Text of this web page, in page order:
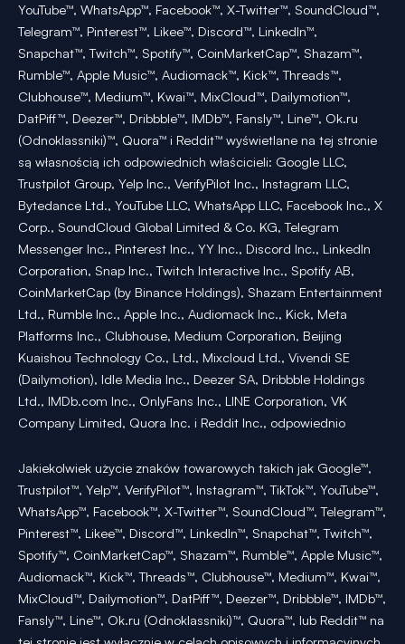
YouTube™, WhatsApp™, Facebook™, X-Twitter™, SoundCloud™,
Telegram™, Pinterest™, Likee™, Discord™, LinkedIn™,
Snapchat™, Twitch™, Spotify™, CoinMarketCap™, Shazam™,
Rumble™, Apple Music™, Audiomack™, Kick™, Threads™,
Clubhouse™, Medium™, Kwai™, MixCloud™, Dailymotion™,
DatPiff™, Deezer™, Dribbble™, IMDb™, Fansly™, Line™, Ok.ru
(Odnoklassniki)™, Quora™ i Reddit™ wyświetlane na tej stronie
są własnością ich odpowiednich właścicieli: Google LLC,
Trustpilot Group, Yelp Inc., VerifyPilot Inc., Instagram LLC,
Bytedance Ltd., YouTube LLC, WhatsApp LLC, Facebook Inc., X
Corp., SoundCloud Global Limited & Co. KG, Telegram
Messenger Inc., Pinterest Inc., YY Inc., Discord Inc., LinkedIn
Corporation, Snap Inc., Twitch Interactive Inc., Spotify AB,
CoinMarketCap (by Binance Holdings), Shazam Entertainment
Ltd., Rumble Inc., Apple Inc., Audiomack Inc., Kick, Meta
Platforms Inc., Clubhouse, Medium Corporation, Beijing
Kuaishou Technology Co., Ltd., Mixcloud Ltd., Vivendi SE
(Dailymotion), Idle Media Inc., Deezer SA, Dribbble Holdings
Ltd., IMDb.com Inc., OnlyFans Inc., LINE Corporation, VK
Company Limited, Quora Inc. i Reddit Inc., odpowiednio
Jakiekolwiek użycie znaków towarowych takich jak Google™,
Trustpilot™, Yelp™, VerifyPilot™, Instagram™, TikTok™, YouTube™,
WhatsApp™, Facebook™, X-Twitter™, SoundCloud™, Telegram™,
Pinterest™, Likee™, Discord™, LinkedIn™, Snapchat™, Twitch™,
Spotify™, CoinMarketCap™, Shazam™, Rumble™, Apple Music™,
Audiomack™, Kick™, Threads™, Clubhouse™, Medium™, Kwai™,
MixCloud™, Dailymotion™, DatPiff™, Deezer™, Dribbble™, IMDb™,
Fansly™, Line™, Ok.ru (Odnoklassniki)™, Quora™, lub Reddit™ na